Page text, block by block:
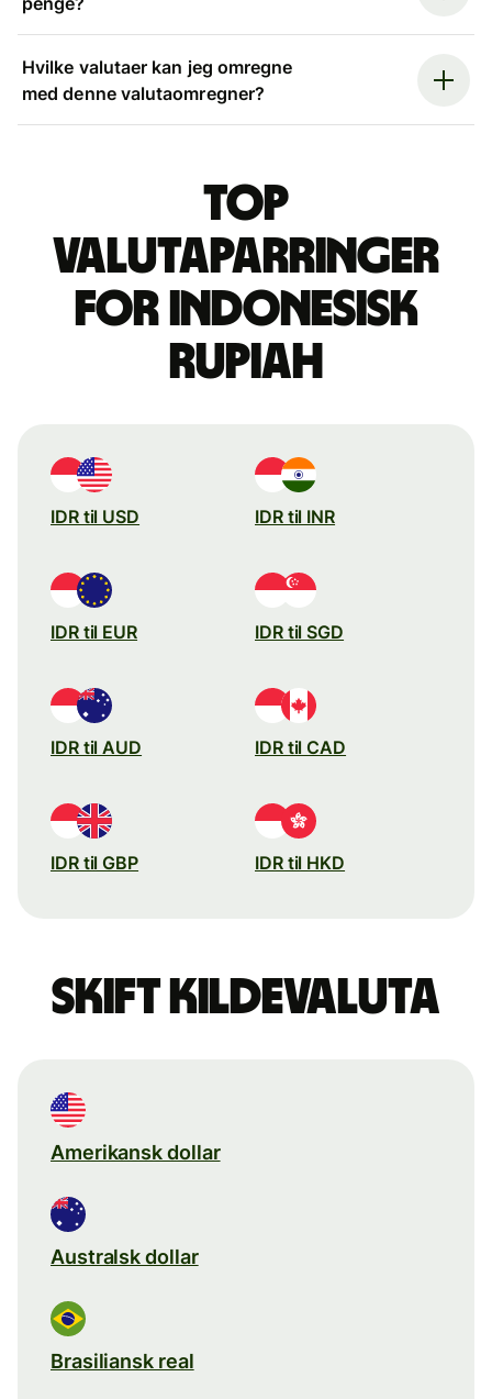
Hvilke valutaer kan jeg omregne
med denne valutaomregner?
Top
valutaparringer
for indonesisk
rupiah
IDR til USD IDR til INR
IDR til EUR IDR til SGD
IDR til AUD IDR til CAD
IDR til GBP IDR til HKD
Skift kildevaluta
Amerikansk dollar
Australsk dollar
Brasiliansk real